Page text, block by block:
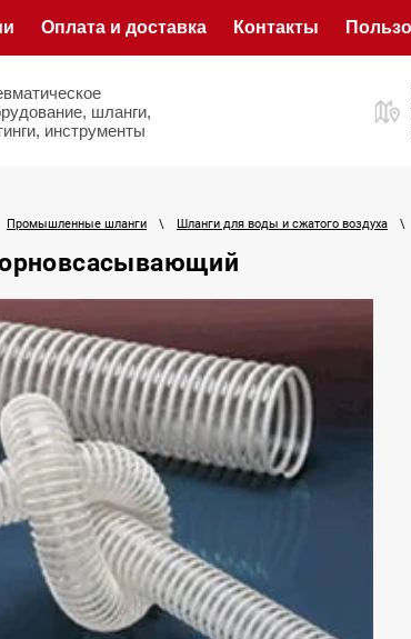
Оплата и доставка Контакты
шланги,
инструменты
Промышленные шланги \ Шланги для воды и сжатого воздуха \